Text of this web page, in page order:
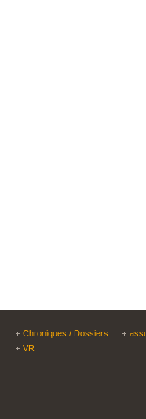
Chroniques / Dossiers
VR